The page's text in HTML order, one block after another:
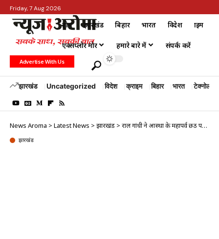
Friday, 7 Aug 2026
होम झारखंड बिहार भारत विदेश क्राइम
एक्सप्लोर मोर हमारे बारे में संपर्क करें
Advertise With Us
झारखंड Uncategorized विदेश क्राइम बिहार भारत टेक्नोलॉजी
News Aroma > Latest News > झारखंड > राहुल गांधी ने आस्था के महापर्व छठ पर दी देशवासियों को बधाई
झारखंड